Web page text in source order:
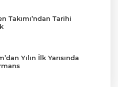
Takımı’ndan Tarihi
Yılın İlk Yarısında